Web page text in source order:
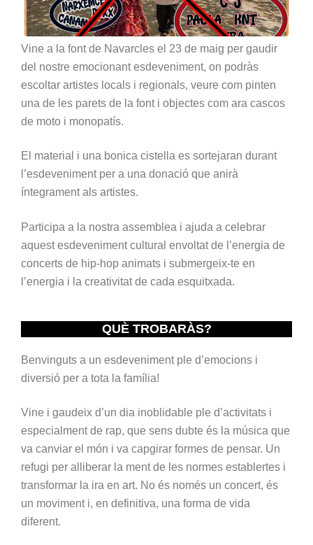
Vine a la font de Navarcles el 23 de maig per gaudir
del nostre emocionant esdeveniment, on podràs
escoltar artistes locals i regionals, veure com pinten
una de les parets de la font i objectes com ara cascos
de moto i monopatís.
El material i una bonica cistella es sortejaran durant
l’esdeveniment per a una donació que anirà
íntegrament als artistes.
Participa a la nostra assemblea i ajuda a celebrar
aquest esdeveniment cultural envoltat de l’energia de
concerts de hip-hop animats i submergeix-te en
l’energia i la creativitat de cada esquitxada.
QUÈ TROBARÀS?
Benvinguts a un esdeveniment ple d’emocions i
diversió per a tota la família!
Vine i gaudeix d’un dia inoblidable ple d’activitats i
especialment de rap, que sens dubte és la música que
va canviar el món i va capgirar formes de pensar. Un
refugi per alliberar la ment de les normes establertes i
transformar la ira en art. No és només un concert, és
un moviment i, en definitiva, una forma de vida
diferent.